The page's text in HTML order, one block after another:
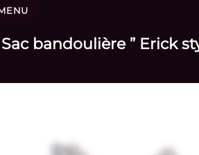
Sac bandoulière ” Erick